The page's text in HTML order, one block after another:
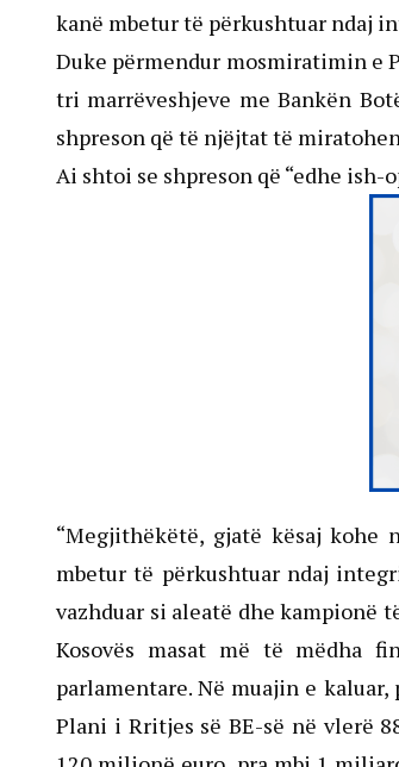
kanë mbetur të përkushtuar ndaj
Duke përmendur mosmiratimin e
tri marrëveshjeve me Bankën
shpreson që të njëjtat të
Ai shtoi se shpreson që “edhe ish-
“Megjithëkëtë, gjatë kësaj kohe
mbetur të përkushtuar ndaj
vazhduar si aleatë dhe kampionë
Kosovës masat më të mëdha
parlamentare. Në muajin e
Plani i Rritjes së BE-së në vlerë